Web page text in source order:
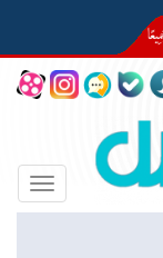
Toggle